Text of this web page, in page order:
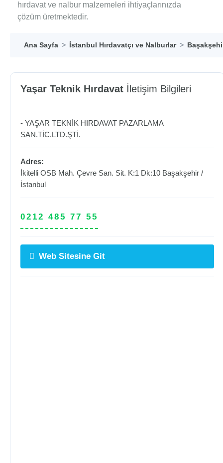
hırdavat ve nalbur malzemeleri ihtiyaçlarınızda
çözüm üretmektedir.
Ana Sayfa İstanbul Hırdavatçı ve Nalburlar
Yaşar Teknik Hırdavat İletişim Bilgileri
- YAŞAR TEKNİK HIRDAVAT PAZARLAMA
SAN.TİC.LTD.ŞTİ.
Adres:
İkitelli OSB Mah. Çevre San. Sit. K:1 Dk:10 Başakşehir /
İstanbul
0212 485 77 55
Web Sitesine Git